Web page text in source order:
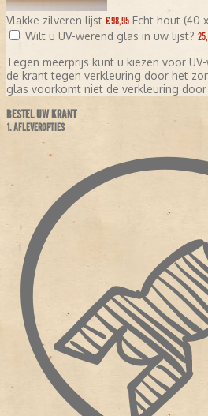
Vlakke zilveren lijst € 98,95 Echt hout (40
Wilt u UV-werend glas in uw lijst?
Tegen meerprijs kunt u kiezen voor
de krant tegen verkleuring door het
glas voorkomt niet de verkleuring
BESTEL UW KRANT
1. AFLEVEROPTIES